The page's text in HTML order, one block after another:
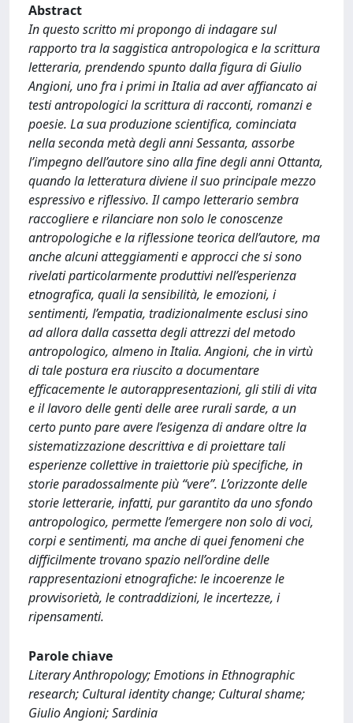
Abstract
In questo scritto mi propongo di indagare sul
rapporto tra la saggistica antropologica e la scrittura
letteraria, prendendo spunto dalla figura di Giulio
Angioni, uno fra i primi in Italia ad aver affiancato ai
testi antropologici la scrittura di racconti, romanzi e
poesie. La sua produzione scientifica, cominciata
nella seconda metà degli anni Sessanta, assorbe
l’impegno dell’autore sino alla fine degli anni Ottanta,
quando la letteratura diviene il suo principale mezzo
espressivo e riflessivo. Il campo letterario sembra
raccogliere e rilanciare non solo le conoscenze
antropologiche e la riflessione teorica dell’autore, ma
anche alcuni atteggiamenti e approcci che si sono
rivelati particolarmente produttivi nell’esperienza
etnografica, quali la sensibilità, le emozioni, i
sentimenti, l’empatia, tradizionalmente esclusi sino
ad allora dalla cassetta degli attrezzi del metodo
antropologico, almeno in Italia. Angioni, che in virtù
di tale postura era riuscito a documentare
efficacemente le autorappresentazioni, gli stili di vita
e il lavoro delle genti delle aree rurali sarde, a un
certo punto pare avere l’esigenza di andare oltre la
sistematizzazione descrittiva e di proiettare tali
esperienze collettive in traiettorie più specifiche, in
storie paradossalmente più “vere”. L’orizzonte delle
storie letterarie, infatti, pur garantito da uno sfondo
antropologico, permette l’emergere non solo di voci,
corpi e sentimenti, ma anche di quei fenomeni che
difficilmente trovano spazio nell’ordine delle
rappresentazioni etnografiche: le incoerenze le
provvisorietà, le contraddizioni, le incertezze, i
ripensamenti.
Parole chiave
Literary Anthropology; Emotions in Ethnographic
research; Cultural identity change; Cultural shame;
Giulio Angioni; Sardinia